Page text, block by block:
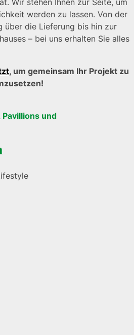
Wir stehen Ihnen zur Seite, um
werden zu lassen. Von der
über die Lieferung bis hin zur
– bei uns erhalten Sie alles
, um gemeinsam Ihr Projekt zu